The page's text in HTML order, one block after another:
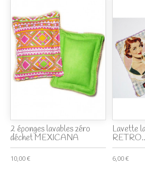
2 éponges lavables zéro
déchet MEXICANA
10,00 €
Lavette
6,00 €